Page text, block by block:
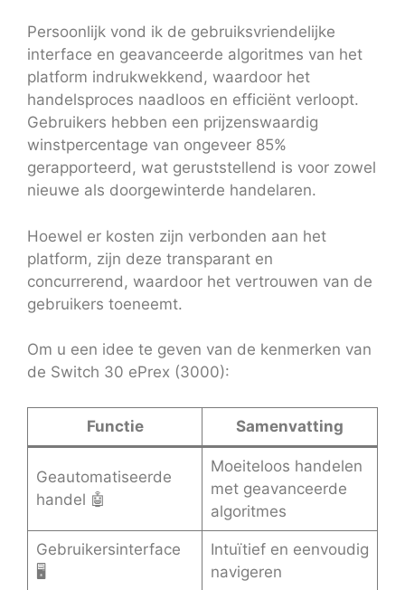
Persoonlijk vond ik de gebruiksvriendelijke
interface en geavanceerde algoritmes van het
platform indrukwekkend, waardoor het
handelsproces naadloos en efficiënt verloopt.
Gebruikers hebben een prijzenswaardig
winstpercentage van ongeveer 85%
gerapporteerd, wat geruststellend is voor zowel
nieuwe als doorgewinterde handelaren.
Hoewel er kosten zijn verbonden aan het
platform, zijn deze transparant en
concurrerend, waardoor het vertrouwen van de
gebruikers toeneemt.
Om u een idee te geven van de kenmerken van
de Switch 30 ePrex (3000):
Functie Samenvatting
Geautomatiseerde
handel 🤖
Moeiteloos handelen
met geavanceerde
algoritmes
Gebruikersinterface
🖥️
Intuïtief en eenvoudig
navigeren